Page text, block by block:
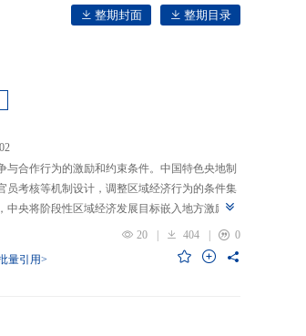
整期封面 整期目录
合作行为的激励和约束条件。中国特色央地制
员考核等机制设计，调整区域经济行为的条件集
央将阶段性区域经济发展目标嵌入地方激励机
向“为发展而竞争”，支出行为从“重建设、轻民
发挥比较优势”，以区域竞争激励和竞争策略优化
合作、主体功能区建设等制度安排，在保留区
成优势互补、规模效益最大化、外部性内部化
域经济格局深刻变革与国内发展目标转型升级
理研究应聚焦数字时代区域协调发展、因地制
20 | 404 |
0
量引用>